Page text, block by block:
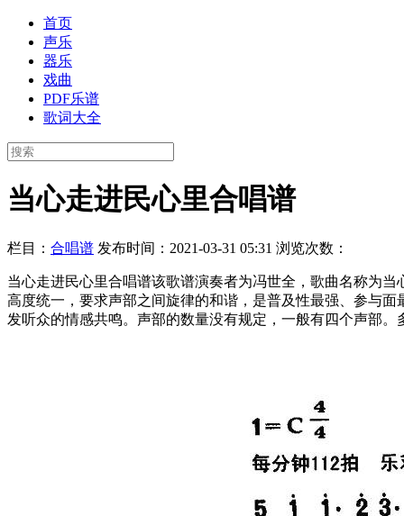
首页
声乐
器乐
戏曲
PDF乐谱
歌词大全
当心走进民心里合唱谱
栏目： 合唱谱 发布时间：2021-03-31 05:31 浏览次数：
当心走进民心里合唱谱该歌谱演奏者为冯世全，歌曲名称为
高度统一，要求声部之间旋律的和谐，是普及性最强、参与
发听众的情感共鸣。声部的数量没有规定，一般有四个声部